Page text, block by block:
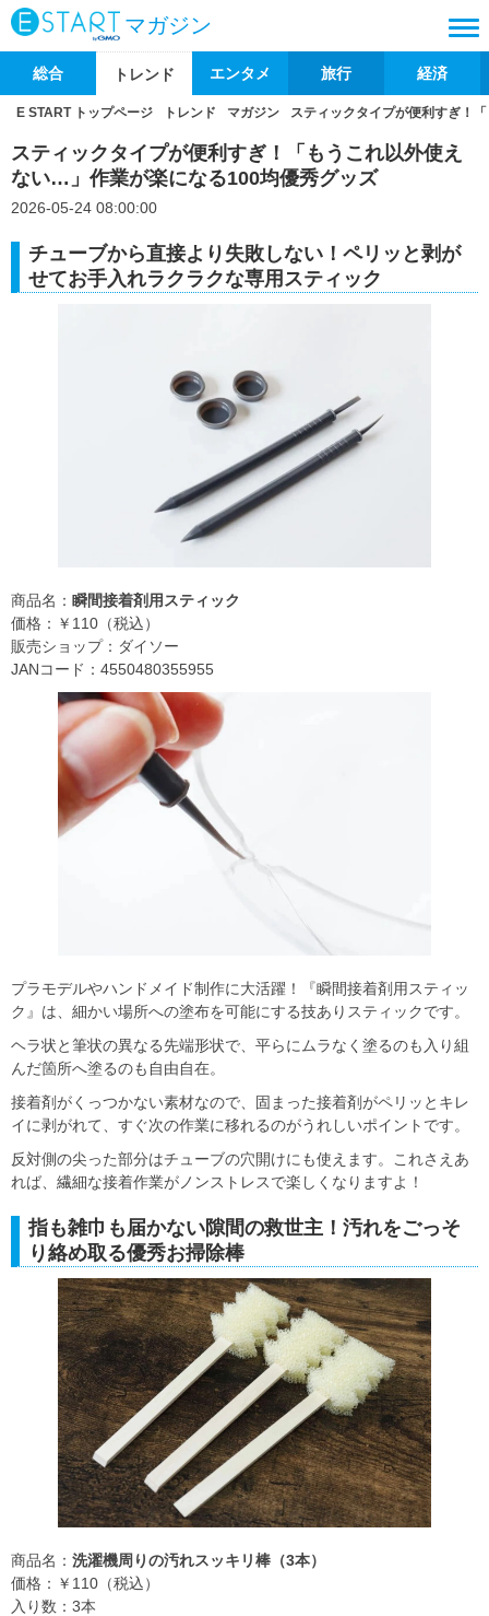
マガジン
総合 トレンド エンタメ 旅行 経済
E START トップページ トレンド マガジン スティックタイプが便利すぎ！
スティックタイプが便利すぎ！「もうこれ以外使え
ない…」作業が楽になる100均優秀グッズ
2026-05-24 08:00:00
チューブから直接より失敗しない！ペリッと剥が
せてお手入れラクラクな専用スティック
商品名： 瞬間接着剤用スティック
価格：￥110（税込）
販売ショップ：ダイソー
JANコード：4550480355955
プラモデルやハンドメイド制作に大活躍！『瞬間接着剤用スティッ
ク』は、細かい場所への塗布を可能にする技ありスティックです。
ヘラ状と筆状の異なる先端形状で、平らにムラなく塗るのも入り組
んだ箇所へ塗るのも自由自在。
接着剤がくっつかない素材なので、固まった接着剤がペリッとキレ
イに剥がれて、すぐ次の作業に移れるのがうれしいポイントです。
反対側の尖った部分はチューブの穴開けにも使えます。これさえあ
れば、繊細な接着作業がノンストレスで楽しくなりますよ！
指も雑巾も届かない隙間の救世主！汚れをごっそ
り絡め取る優秀お掃除棒
商品名： 洗濯機周りの汚れスッキリ棒（3本）
価格：￥110（税込）
入り数：3本